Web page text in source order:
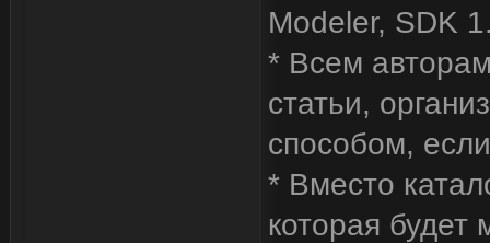
Modeler, SDK
* Всем
статьи,
способом,
* Вместо
которая будет